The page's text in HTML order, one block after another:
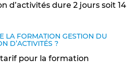
d’activités dure 2 jours soit 14
LA FORMATION GESTION DU
D’ACTIVITÉS ?
pour la formation